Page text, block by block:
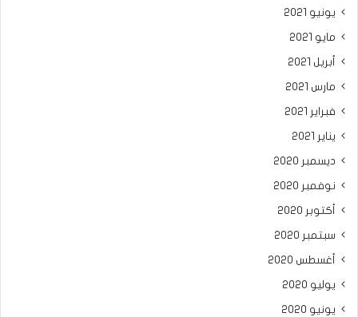
يونيو 2021
مايو 2021
أبريل 2021
مارس 2021
فبراير 2021
يناير 2021
ديسمبر 2020
نوفمبر 2020
أكتوبر 2020
سبتمبر 2020
أغسطس 2020
يوليو 2020
يونيو 2020